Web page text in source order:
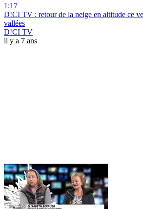
1:17
D!CI TV : retour de la neige en altitude ce
vallées
D!CI TV
il y a 7 ans